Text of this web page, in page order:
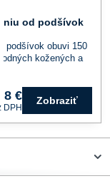
od podšívok
podšívok obuvi 150
kožených a
8 €
DPH
Zobraziť